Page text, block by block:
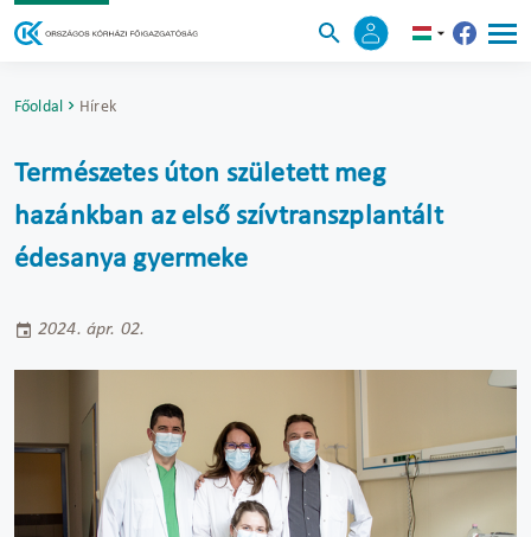
Főoldal Hírek
Természetes úton született meg
hazánkban az első szívtranszplantált
édesanya gyermeke
2024. ápr. 02.